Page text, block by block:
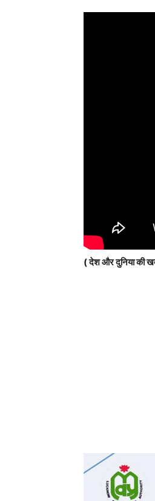
( देश और दुनिया की